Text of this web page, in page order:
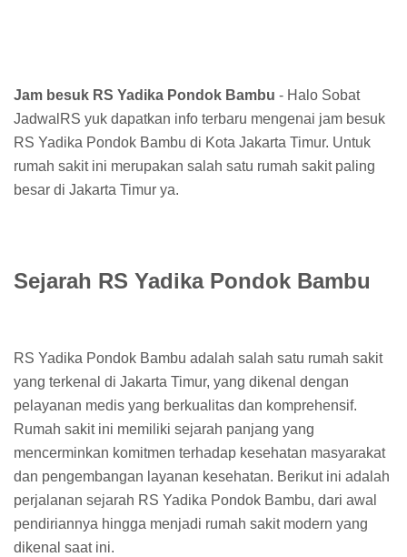
Jam besuk RS Yadika Pondok Bambu - Halo Sobat
JadwalRS yuk dapatkan info terbaru mengenai jam besuk
RS Yadika Pondok Bambu di Kota Jakarta Timur. Untuk
rumah sakit ini merupakan salah satu rumah sakit paling
besar di Jakarta Timur ya.
Sejarah RS Yadika Pondok Bambu
RS Yadika Pondok Bambu adalah salah satu rumah sakit
yang terkenal di Jakarta Timur, yang dikenal dengan
pelayanan medis yang berkualitas dan komprehensif.
Rumah sakit ini memiliki sejarah panjang yang
mencerminkan komitmen terhadap kesehatan masyarakat
dan pengembangan layanan kesehatan. Berikut ini adalah
perjalanan sejarah RS Yadika Pondok Bambu, dari awal
pendiriannya hingga menjadi rumah sakit modern yang
dikenal saat ini.